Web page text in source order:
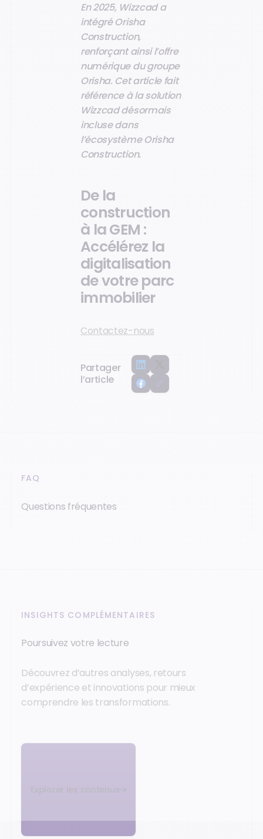
En 2025, Wizzcad a
intégré Orisha
Construction,
renforçant ainsi l’offre
numérique du groupe
Orisha. Cet article fait
référence à la solution
Wizzcad désormais
incluse dans
l’écosystème Orisha
Construction.
De la
construction
à la GEM :
Accélérez la
digitalisation
de votre parc
immobilier
Contactez-nous
Partager
l’article
FAQ
Questions fréquentes
INSIGHTS COMPLÉMENTAIRES
Poursuivez votre lecture
Découvrez d’autres analyses, retours
d’expérience et innovations pour mieux
comprendre les transformations.
Explorer les contenus